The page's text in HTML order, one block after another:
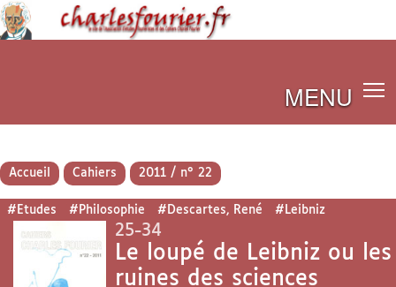
MENU
Accueil Cahiers 2011 / n° 22
#Etudes #Philosophie #Descartes, René #Leibniz
25-34
Le loupé de Leibniz ou les
ruines des sciences